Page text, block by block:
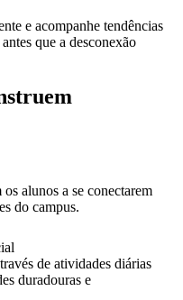
e acompanhe tendências
que a desconexão
alunos a se conectarem
do campus.
de atividades diárias
duradouras e